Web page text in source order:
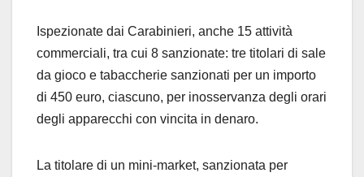
Ispezionate dai Carabinieri, anche 15 attività
commerciali, tra cui 8 sanzionate: tre titolari di sale
da gioco e tabaccherie sanzionati per un importo
di 450 euro, ciascuno, per inosservanza degli orari
degli apparecchi con vincita in denaro.
La titolare di un mini-market, sanzionata per